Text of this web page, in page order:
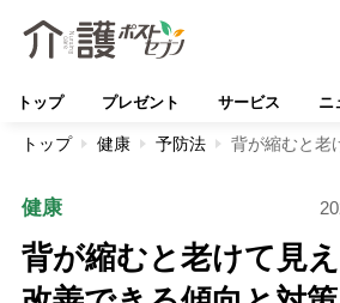
トップ プレゼント サービス ニ
トップ 健康 予防法 背が縮むと老
健康
背が縮むと老けて見